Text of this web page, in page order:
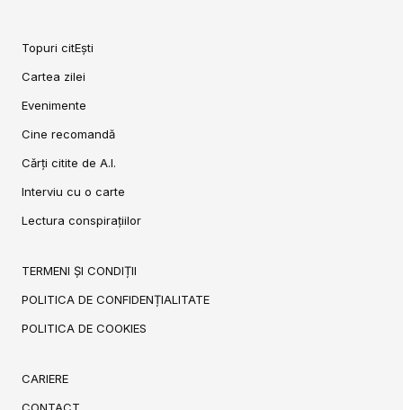
Topuri citEști
Cartea zilei
Evenimente
Cine recomandă
Cărți citite de A.I.
Interviu cu o carte
Lectura conspirațiilor
TERMENI ȘI CONDIȚII
POLITICA DE CONFIDENȚIALITATE
POLITICA DE COOKIES
CARIERE